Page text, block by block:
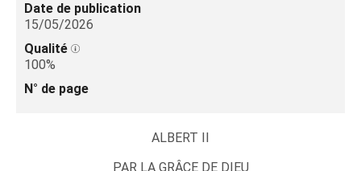
Date de publication
15/05/2026
Qualité
100%
N° de page
ALBERT II
PAR LA GRÂCE DE DIEU